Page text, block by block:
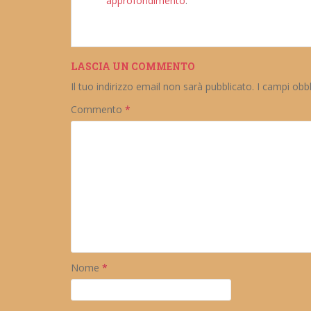
LASCIA UN COMMENTO
Il tuo indirizzo email non sarà pubblicato. I campi
Commento *
Nome *